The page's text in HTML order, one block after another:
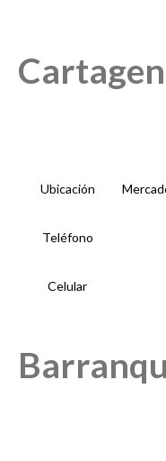
Ubicación
Teléfono
Celular